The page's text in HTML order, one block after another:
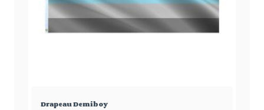
Drapeau Demiboy